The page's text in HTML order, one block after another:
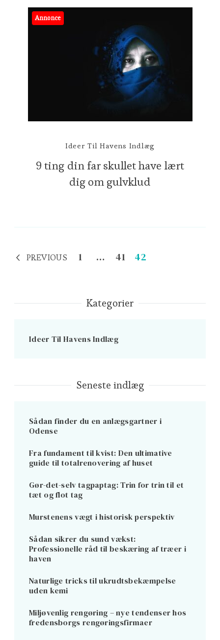
Annonce
Ideer Til Havens Indlæg
9 ting din far skullet have lært
dig om gulvklud
Indlægsinddeling
PREVIOUS Page
1 … Page
41 Page
42
Kategorier
Ideer Til Havens Indlæg
Seneste indlæg
Sådan finder du en anlægsgartner i
Odense
Fra fundament til kvist: Den ultimative
guide til totalrenovering af huset
Gør-det-selv tagpaptag: Trin for trin til et
tæt og flot tag
Murstenens vægt i historisk perspektiv
Sådan sikrer du sund vækst:
Professionelle råd til beskæring af træer i
haven
Naturlige tricks til ukrudtsbekæmpelse
uden kemi
Miljøvenlig rengøring – nye tendenser hos
fredensborgs rengøringsfirmaer